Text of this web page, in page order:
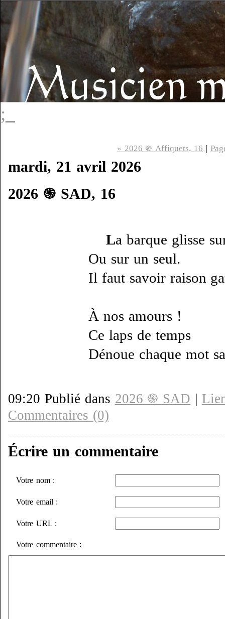
;_
« 2026 ֍ Affiquets, 16 |
mardi, 21 avril 2026
2026 ֍ SAD, 16
La barque glisse
Ou sur un seul.
Il faut savoir raison
À nos amours !
Ce laps de temps
Dénoue chaque mot
09:20 Publié dans 2026 ֍ SAD |
Commentaires (0)
Écrire un commentaire
Votre nom :
Votre email :
Votre URL :
Votre commentaire :